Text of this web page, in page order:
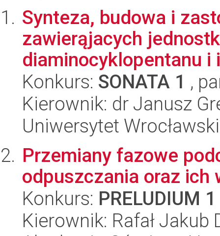
Synteza, budowa i
zawierąjacych
diaminocyklopentanu
Konkurs: SONATA 1 ,
Kierownik: dr Janusz
Uniwersytet
Przemiany fazowe
odpuszczania oraz ich
Konkurs: PRELUDIUM 1
Kierownik: Rafał Jakub